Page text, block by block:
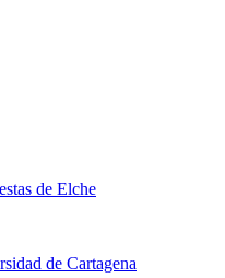
de Elche
de Cartagena